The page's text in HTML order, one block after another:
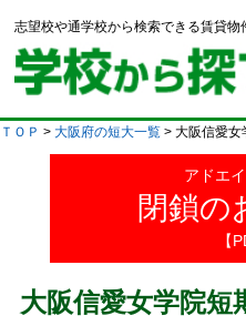
志望校や通学校から検索できる賃貸物
ＴＯＰ > 大阪府の短大一覧 > 大阪信愛女
アドエ
閉鎖の
【
大阪信愛女学院短